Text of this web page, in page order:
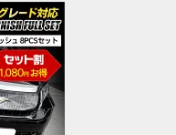
【画像】この車って名車な
ん？？
2022-04-29